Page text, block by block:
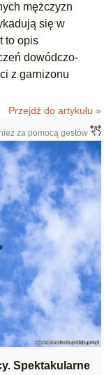
mężczyzn
się w
to opis
dowódczo-
z garnizonu
Przejdź do artykułu »
za pomocą gestów
Spektakularne